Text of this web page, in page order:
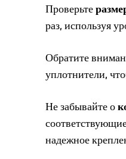
Проверьте
раз, используя
Обратите
уплотнители,
Не забывайте о
надежное